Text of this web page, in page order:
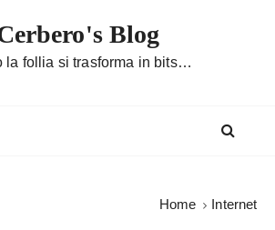
Blog
la follia si trasforma in bits…
Home Internet